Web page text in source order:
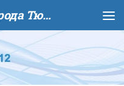
МАОУ гимназия №12 города Тюмени